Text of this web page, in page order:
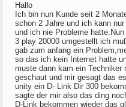
Hallo
Ich bin nun Kunde seit 2
schon 2 Jahre und ich kann
und ich nie Probleme
3 play 20000 umgestellt ich
gab zum anfang ein
so das ich kein Internet hatte
muste dann kam ein Techniker
geschaut und mir gesagt das
unity ein D- Link Dir 300
sagte der mir also das ding
D-Link bekommen wieder das